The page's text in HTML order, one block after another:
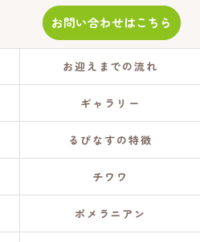
お問い合わせはこちら
お迎えまでの流れ
ギャラリー
るぴなすの特徴
チワワ
ポメラニアン